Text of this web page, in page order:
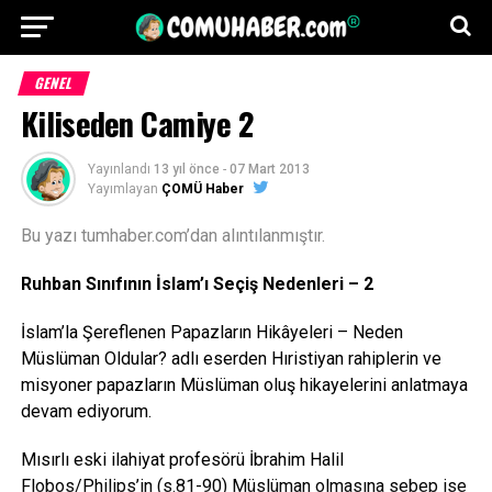
GENEL
Kiliseden Camiye 2
Yayınlandı 13 yıl önce - 07 Mart 2013
Yayımlayan ÇOMÜ Haber
Bu yazı tumhaber.com’dan alıntılanmıştır.
Ruhban Sınıfının İslam’ı Seçiş Nedenleri – 2
İslam’la Şereflenen Papazların Hikâyeleri – Neden
Müslüman Oldular? adlı eserden Hıristiyan rahiplerin ve
misyoner papazların Müslüman oluş hikayelerini anlatmaya
devam ediyorum.
Mısırlı eski ilahiyat profesörü İbrahim Halil
Flobos/Philips’in (s.81-90) Müslüman olmasına sebep ise